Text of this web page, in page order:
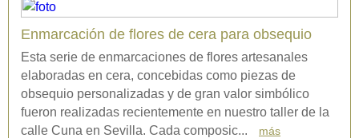
Enmarcación de flores de cera para obsequio
Esta serie de enmarcaciones de flores artesanales
elaboradas en cera, concebidas como piezas de
obsequio personalizadas y de gran valor simbólico
fueron realizadas recientemente en nuestro taller de la
calle Cuna en Sevilla. Cada composic...
más